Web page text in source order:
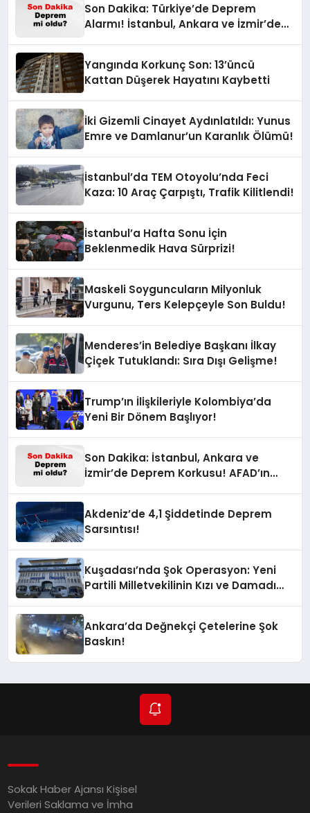
Son Dakika: Türkiye’de Deprem
Alarmı! İstanbul, Ankara ve İzmir’de
Yangında Korkunç Son: 13’üncü
Kattan Düşerek Hayatını Kaybetti
İki Gizemli Cinayet Aydınlatıldı: Yunus
Emre ve Damlanur’un Karanlık Ölümü!
İstanbul’da TEM Otoyolu’nda Feci
Kaza: 10 Araç Çarpıştı, Trafik Kilitlendi!
İstanbul’a Hafta Sonu İçin
Beklenmedik Hava Sürprizi!
Maskeli Soyguncuların Milyonluk
Vurgunu, Ters Kelepçeyle Son Buldu!
Menderes’in Belediye Başkanı İlkay
Çiçek Tutuklandı: Sıra Dışı Gelişme!
Trump’ın İlişkileriyle Kolombiya’da
Yeni Bir Dönem Başlıyor!
Son Dakika: İstanbul, Ankara ve
İzmir’de Deprem Korkusu! AFAD’ın
Akdeniz’de 4,1 Şiddetinde Deprem
Sarsıntısı!
Kuşadası’nda Şok Operasyon: Yeni
Partili Milletvekilinin Kızı ve Damadı
Ankara’da Değnekçi Çetelerine Şok
Baskın!
Sokak Haber Ajansı Kişisel
Verileri Saklama ve İmha